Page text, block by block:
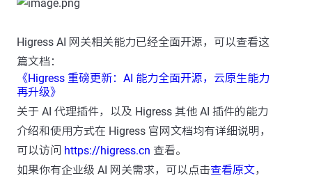
Higress AI 网关相关能力已经全面开源，可以查看这
篇文档：
《Higress 重磅更新：AI 能力全面开源，云原生能力
再升级》
关于 AI 代理插件，以及 Higress 其他 AI 插件的能力
介绍和使用方式在 Higress 官网文档均有详细说明，
可以访问 https://higress.cn 查看。
如果你有企业级 AI 网关需求，可以点击查看原文，